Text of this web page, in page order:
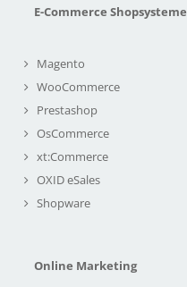
E-Commerce Shopsysteme
Magento
WooCommerce
Prestashop
OsCommerce
xt:Commerce
OXID eSales
Shopware
Online Marketing